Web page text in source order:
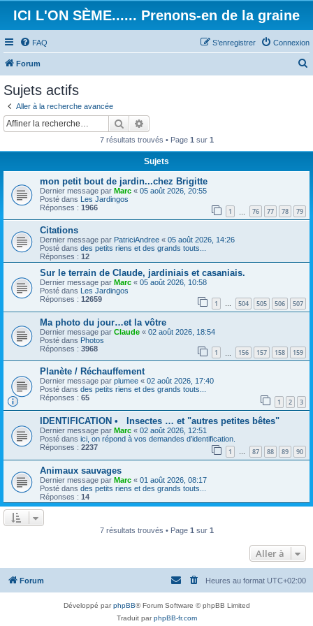
ICI L'ON SÈME...... Prenons-en de la graine
FAQ Connexion
S’enregistrer
Forum
Sujets actifs
Aller à la recherche avancée
Rechercher
7 résultats trouvés • Page 1 sur 1
Sujets
mon petit bout de jardin...chez Brigitte
Dernier message par Marc « 05 août 2026, 20:55
Posté dans Les Jardingos
Réponses : 1966 1 76 77 78 79
Citations
Dernier message par PatriciAndree « 05 août 2026, 14:26
Posté dans des petits riens et des grands touts...
Réponses : 12
Sur le terrain de Claude, jardiniais et casaniais.
Dernier message par Marc « 05 août 2026, 10:58
Posté dans Les Jardingos
Réponses : 12659 1 … 504 505 506 507
Ma photo du jour…et la vôtre
Dernier message par Claude « 02 août 2026, 18:54
Posté dans Photos
Réponses : 3968 1 156 157 158 159
Planète / Réchauffement
Dernier message par plumee « 02 août 2026, 17:40
Posté dans des petits riens et des grands touts...
Réponses : 65 1 2 3
IDENTIFICATION • Insectes … et "autres petites bêtes"
Dernier message par Marc « 02 août 2026, 12:51
Posté dans ici, on répond à vos demandes d’identification.
Réponses : 2237 1 … 87 88 89 90
Animaux sauvages
Dernier message par Marc « 01 août 2026, 08:17
Posté dans des petits riens et des grands touts...
Réponses : 14
7 résultats trouvés • Page 1 sur 1
Aller à
Forum Heures au format UTC+02:00
Développé parphpBB® Forum Software © phpBB Limited
Traduit parphpBB-fr.com